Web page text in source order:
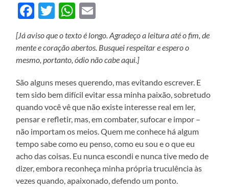
Facebook
TwitterWhatsApp
[Já aviso que o texto é longo. Agradeço a leitura até o fim, de
mente e coração abertos. Busquei respeitar e espero o
mesmo, portanto, ódio não cabe aqui.]
São alguns meses querendo, mas evitando escrever. E
tem sido bem difícil evitar essa minha paixão, sobretudo
quando você vê que não existe interesse real em ler,
pensar e refletir, mas, em combater, sufocar e impor –
não importam os meios. Quem me conhece há algum
tempo sabe como eu penso, como eu sou e o que eu
acho das coisas. Eu nunca escondi e nunca tive medo de
dizer, embora reconheça minha própria truculência às
vezes quando, apaixonado, defendo um ponto.